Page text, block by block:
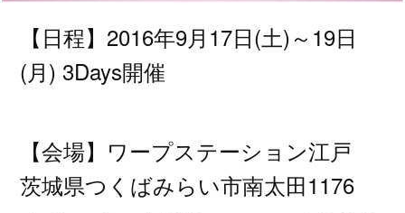
【日程】2016年9月17日(土)～19日
(月) 3Days開催
【会場】ワープステーション江戸
茨城県つくばみらい市南太田1176